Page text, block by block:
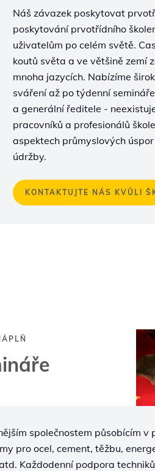
Náš závazek poskytovat
poskytování prvotřídního
uživatelům po celém světě.
koutů světa a ve většině zemí
mnoha jazycích. Nabízíme
sváření až po týdenní
a generální ředitele -
pracovníků a profesionálů
aspektech průmyslových
údržby.
KONTAKTUJTE NÁS KVŮLI
společnostem působícím v
pro ocel, cement, těžbu,
Každodenní podpora